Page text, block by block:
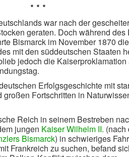
* * *
war nach der
geraten. Doch während des
Bismarck im November 1870
mit den süddeutschen Staaten
jedoch die Kaiserproklamation
Erfolgsgeschichte mit
großen Fortschritten in
Reich in seinem Bestreben
jungen Kaiser Wilhelm II. (nach
Bismarck) in schwieriges
Frankreich zu suchen, befand